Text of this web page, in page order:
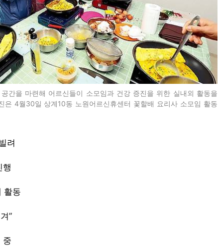
공간을 마련해 어르신들이 소모임과 건강 증진을 위한 실내외 활동을
은 4월30일 상계10동 노원어르신휴센터 꽃할배 요리사 소모임 활동
려
행
활동
”
중